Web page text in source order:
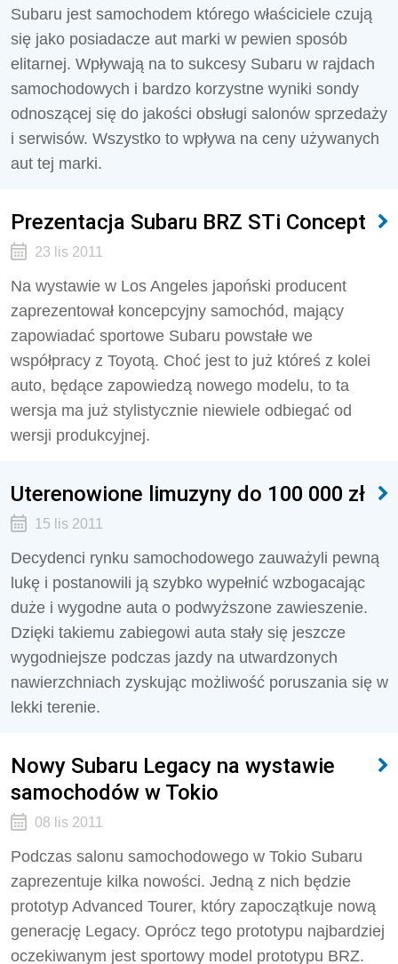
Subaru jest samochodem którego właściciele czują
się jako posiadacze aut marki w pewien sposób
elitarnej. Wpływają na to sukcesy Subaru w rajdach
samochodowych i bardzo korzystne wyniki sondy
odnoszącej się do jakości obsługi salonów sprzedaży
i serwisów. Wszystko to wpływa na ceny używanych
aut tej marki.
Prezentacja Subaru BRZ STi Concept
23 lis 2011
Na wystawie w Los Angeles japoński producent
zaprezentował koncepcyjny samochód, mający
zapowiadać sportowe Subaru powstałe we
współpracy z Toyotą. Choć jest to już któreś z kolei
auto, będące zapowiedzą nowego modelu, to ta
wersja ma już stylistycznie niewiele odbiegać od
wersji produkcyjnej.
Uterenowione limuzyny do 100 000 zł
15 lis 2011
Decydenci rynku samochodowego zauważyli pewną
lukę i postanowili ją szybko wypełnić wzbogacając
duże i wygodne auta o podwyższone zawieszenie.
Dzięki takiemu zabiegowi auta stały się jeszcze
wygodniejsze podczas jazdy na utwardzonych
nawierzchniach zyskując możliwość poruszania się w
lekki terenie.
Nowy Subaru Legacy na wystawie
samochodów w Tokio
08 lis 2011
Podczas salonu samochodowego w Tokio Subaru
zaprezentuje kilka nowości. Jedną z nich będzie
prototyp Advanced Tourer, który zapoczątkuje nową
generację Legacy. Oprócz tego prototypu najbardziej
oczekiwanym jest sportowy model prototypu BRZ.